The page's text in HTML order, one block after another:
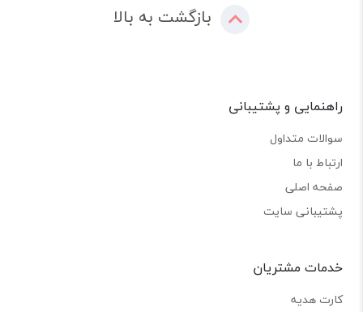
بازگشت به بالا
راهنمایی و پشتیبانی
سوالات متداول
ارتباط با ما
صفحه اصلی
پشتیبانی سایت
خدمات مشتریان
کارت هدیه